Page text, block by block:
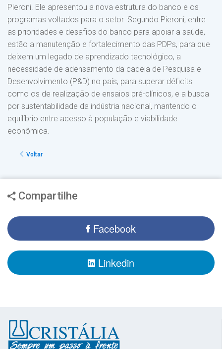
Pieroni. Ele apresentou a nova estrutura do banco e os
programas voltados para o setor. Segundo Pieroni, entre
as prioridades e desafios do banco para apoiar a saúde,
estão a manutenção e fortalecimento das PDPs, para que
deixem um legado de aprendizado tecnológico, a
necessidade de adensamento da cadeia de Pesquisa e
Desenvolvimento (P&D) no país, para superar déficits
como os de realização de ensaios pré-clínicos, e a busca
por sustentabilidade da indústria nacional, mantendo o
equilíbrio entre acesso à população e viabilidade
econômica.
Voltar
Compartilhe
Facebook
Linkedin